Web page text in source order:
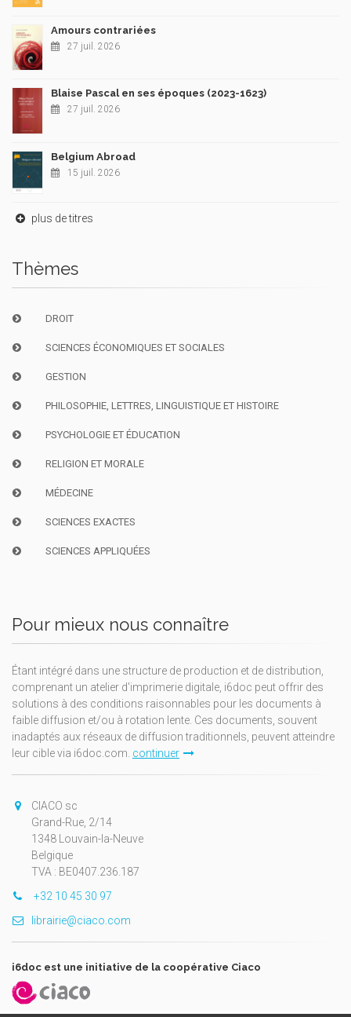
Amours contrariées
27 juil. 2026
Blaise Pascal en ses époques (2023-1623)
27 juil. 2026
Belgium Abroad
15 juil. 2026
plus de titres
Thèmes
DROIT
SCIENCES ÉCONOMIQUES ET SOCIALES
GESTION
PHILOSOPHIE, LETTRES, LINGUISTIQUE ET HISTOIRE
PSYCHOLOGIE ET ÉDUCATION
RELIGION ET MORALE
MÉDECINE
SCIENCES EXACTES
SCIENCES APPLIQUÉES
Pour mieux nous connaître
Étant intégré dans une structure de production et de distribution,
comprenant un atelier d'imprimerie digitale, i6doc peut offrir des
solutions à des conditions raisonnables pour les documents à
faible diffusion et/ou à rotation lente. Ces documents, souvent
inadaptés aux réseaux de diffusion traditionnels, peuvent atteindre
leur cible via i6doc.com. continuer
CIACO sc
Grand-Rue, 2/14
1348 Louvain-la-Neuve
Belgique
TVA : BE0407.236.187
+32 10 45 30 97
librairie@ciaco.com
i6doc est une initiative de la coopérative Ciaco